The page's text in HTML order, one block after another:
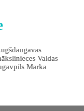
Valdas
Marka